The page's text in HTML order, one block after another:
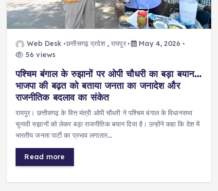
Web Desk छत्तीसगढ़ प्रदेश,रायपुर
May 4, 2026
56 views
पश्चिम बंगाल के रुझानों पर ओपी चौधरी का बड़ा बयान…
भाजपा की बढ़त को बताया जनता का जनादेश और
राजनीतिक बदलाव का संकेत
रायपुर। छत्तीसगढ़ के वित्त मंत्री ओपी चौधरी ने पश्चिम बंगाल के विधानसभा
चुनावी रुझानों को लेकर बड़ा राजनीतिक बयान दिया है। उन्होंने कहा कि देश में
भारतीय जनता पार्टी का प्रभाव लगातार…
Read more